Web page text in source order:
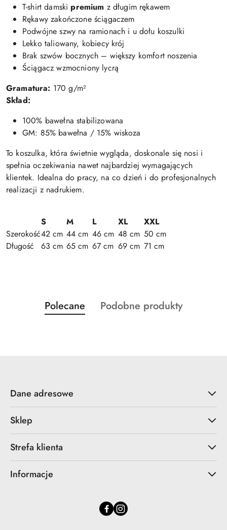
T-shirt damski premium z długim rękawem
Rękawy zakończone ściągaczem
Podwójne szwy na ramionach i u dołu koszulki
Lekko taliowany, kobiecy krój
Brak szwów bocznych – większy komfort noszenia
Ściągacz wzmocniony lycrą
Gramatura: 170 g/m²
Skład:
100% bawełna stabilizowana
GM: 85% bawełna / 15% wiskoza
To koszulka, która świetnie wygląda, doskonale się nosi i
spełnia oczekiwania nawet najbardziej wymagających
klientek. Idealna do pracy, na co dzień i do profesjonalnych
realizacji z nadrukiem.
S M L XL
XXL
Szerokość42 cm 44 cm 46 cm 48 cm 50 cm
Długość
63 cm 65 cm 67 cm 69 cm 71 cm
Pomiń karuzelę produktów
Produkty
o
Polecane
Produkty
Podobne produkty
Dane adresowe
Sklep
Strefa klienta
Informacje